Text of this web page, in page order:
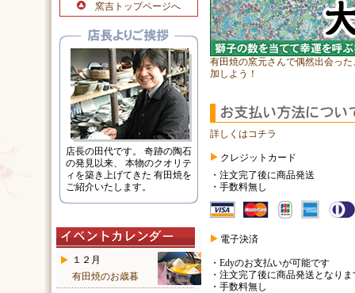
窯吉トップページへ
店長の田代です。 奇跡の陶石
の発見以来、 本物のクオリテ
ィを築き上げてきた 有田焼を
ご紹介いたします。
１２月
有田焼のお歳暮
有田焼の窯元さんで偶然出会っ
加しよう！
詳しくはコチラ
クレジットカード
・注文完了後に商品発送
・手数料無し
電子決済
・Edyのお支払いが可能です
・注文完了後に商品発送となりま
・手数料無し